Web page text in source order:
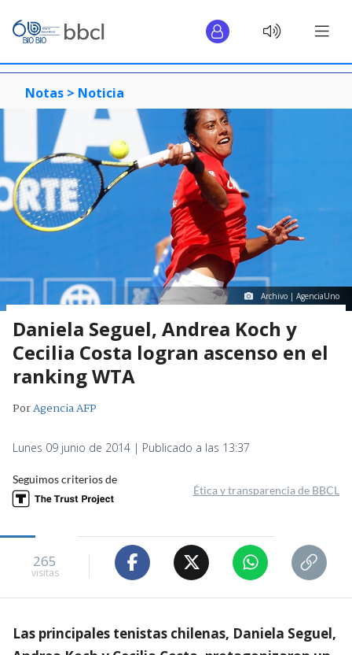
Notas > Noticia
Archivo | AgenciaUno
Daniela Seguel, Andrea Koch y
Cecilia Costa logran ascenso en el
ranking WTA
PorAgencia AFP
Lunes 09 junio de 2014 | Publicado a las 13:37
Seguimos criterios de
Ética y transparencia de BBCL
265
visitas
Las principales tenistas chilenas, Daniela Seguel,